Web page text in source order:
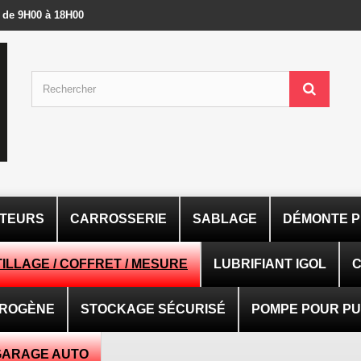
9H00 à 18H00
CARROSSERIE SABLAGE DÉMONTE
/ COFFRET / MESURE LUBRIFIANT IGOL
STOCKAGE SÉCURISÉ POMPE POUR
AUTO